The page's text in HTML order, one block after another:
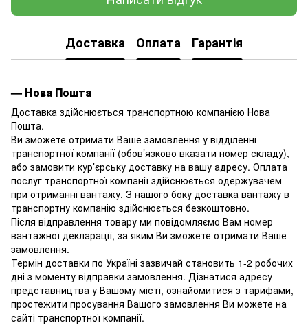
Доставка Оплата Гарантія
— Нова Пошта
Доставка здійснюється транспортною компанією Нова
Пошта.
Ви зможете отримати Ваше замовлення у відділенні
транспортної компанії (обов’язково вказати номер складу),
або замовити кур’єрську доставку на вашу адресу. Оплата
послуг транспортної компанії здійснюється одержувачем
при отриманні вантажу. З нашого боку доставка вантажу в
транспортну компанію здійснюється безкоштовно.
Після відправлення товару ми повідомляємо Вам номер
вантажної декларації, за яким Ви зможете отримати Ваше
замовлення.
Термін доставки по Україні зазвичай становить 1-2 робочих
дні з моменту відправки замовлення. Дізнатися адресу
представництва у Вашому місті, ознайомитися з тарифами,
простежити просування Вашого замовлення Ви можете на
сайті транспортної компанії.